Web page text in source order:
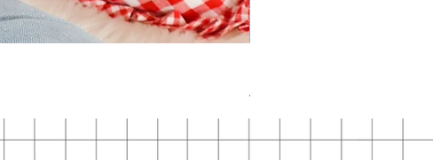
Prix
29,95 $